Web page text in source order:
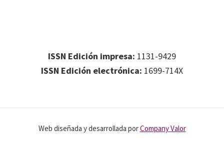
ISSN Edición impresa: 1131-9429
ISSN Edición electrónica: 1699-714X
Web diseñada y desarrollada porCompany Valor